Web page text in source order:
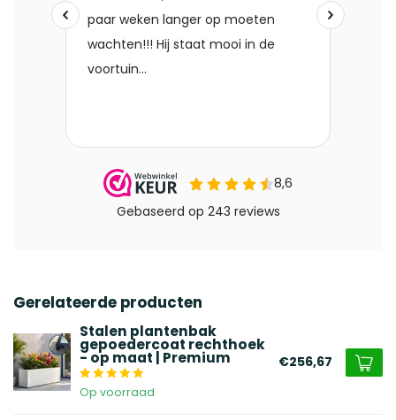
Gerelateerde producten
Stalen plantenbak
gepoedercoat rechthoek
- op maat | Premium
Op voorraad
€256,67